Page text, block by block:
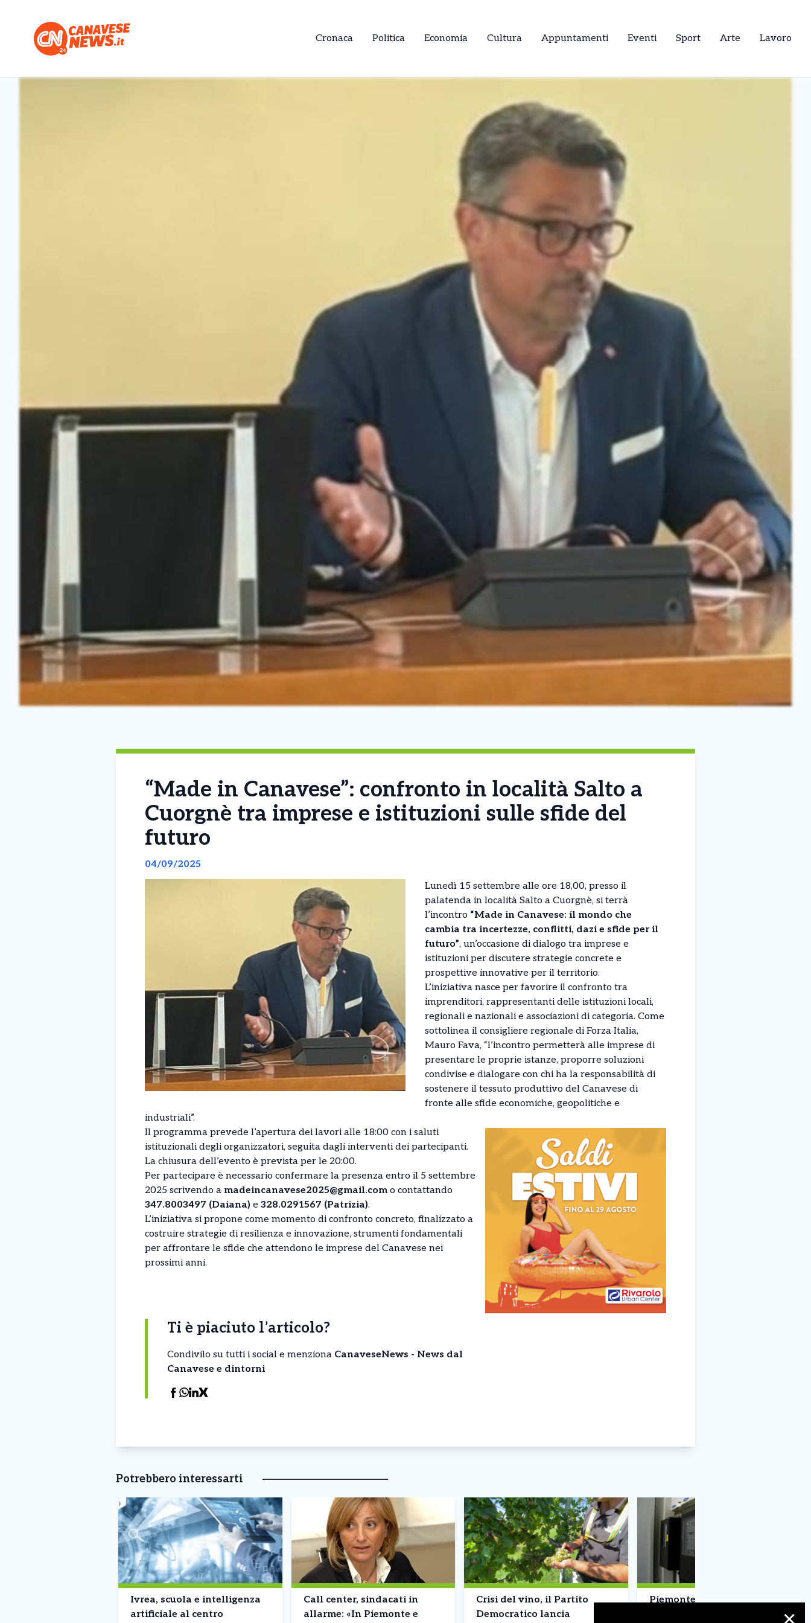
Cronaca Politica Economia Cultura Appuntamenti Eventi Sport Arte Lavoro
“Made in Canavese”: confronto in località Salto a
Cuorgnè tra imprese e istituzioni sulle sfide del
futuro
04/09/2025
Lunedì 15 settembre alle ore 18,00, presso il
palatenda in località Salto a Cuorgnè, si terrà
l’incontro “Made in Canavese: il mondo che
cambia tra incertezze, conflitti, dazi e sfide per il
futuro”, un’occasione di dialogo tra imprese e
istituzioni per discutere strategie concrete e
prospettive innovative per il territorio.
L’iniziativa nasce per favorire il confronto tra
imprenditori, rappresentanti delle istituzioni locali,
regionali e nazionali e associazioni di categoria. Come
sottolinea il consigliere regionale di Forza Italia,
Mauro Fava, “l’incontro permetterà alle imprese di
presentare le proprie istanze, proporre soluzioni
condivise e dialogare con chi ha la responsabilità di
sostenere il tessuto produttivo del Canavese di
fronte alle sfide economiche, geopolitiche e
industriali”.
Il programma prevede l’apertura dei lavori alle 18:00 con i saluti
istituzionali degli organizzatori, seguita dagli interventi dei partecipanti.
La chiusura dell’evento è prevista per le 20:00.
Per partecipare è necessario confermare la presenza entro il 5 settembre
2025 scrivendo a madeincanavese2025@gmail.como contattando
347.8003497 (Daiana) e 328.0291567 (Patrizia).
L’iniziativa si propone come momento di confronto concreto, finalizzato a
costruire strategie di resilienza e innovazione, strumenti fondamentali
per affrontare le sfide che attendono le imprese del Canavese nei
prossimi anni.
Ti è piaciuto l’articolo?
Condivilo su tutti i social e menziona CanaveseNews - News dal
Canavese e dintorni
Potrebbero interessarti
Ivrea, scuola e intelligenza
artificiale al centro
Call center, sindacati in
allarme: «In Piemonte e
Crisi del vino, il Partito
Democratico lancia
Piemonte, oltre 205mila